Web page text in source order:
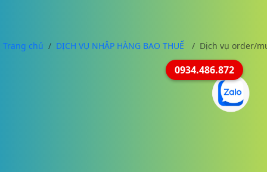
Trang chủ DỊCH VỤ NHẬP HÀNG BAO THUẾ Dịch vụ order/
0934.486.872